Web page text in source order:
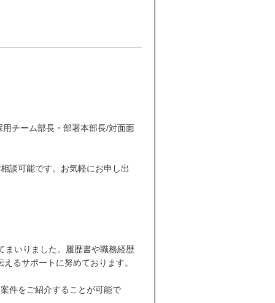
チーム部長・部署本部長/対面面
談可能です。お気軽にお申し出
まいりました。履歴書や職務経歴
るサポートに努めております。
件をご紹介することが可能で